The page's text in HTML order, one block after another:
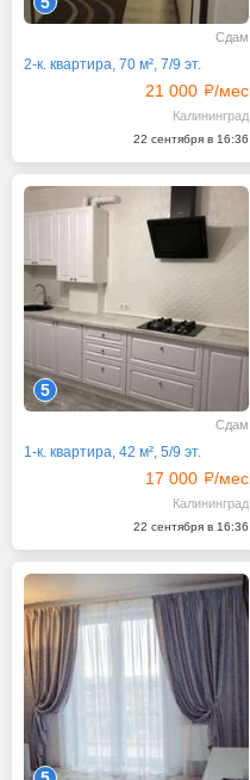
Сдам
2-к. квартира, 70 м², 7/9 эт.
21 000 /мес
Калининград
22 сентября в 16:36
5
Сдам
1-к. квартира, 42 м², 5/9 эт.
17 000 /мес
Калининград
22 сентября в 16:36